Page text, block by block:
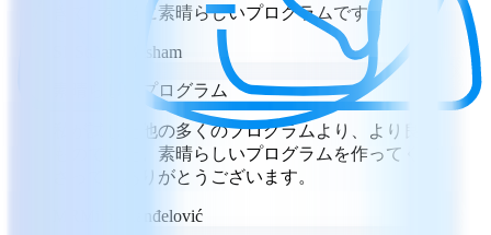
きて、本当に素晴らしいプログラムです。
Steven Basham
素晴らしいプログラム
私が試した他の多くのプログラムより、より良い
ものでした。素晴らしいプログラムを作ってくだ
さって、ありがとうございます。
Miloš Ranđelović